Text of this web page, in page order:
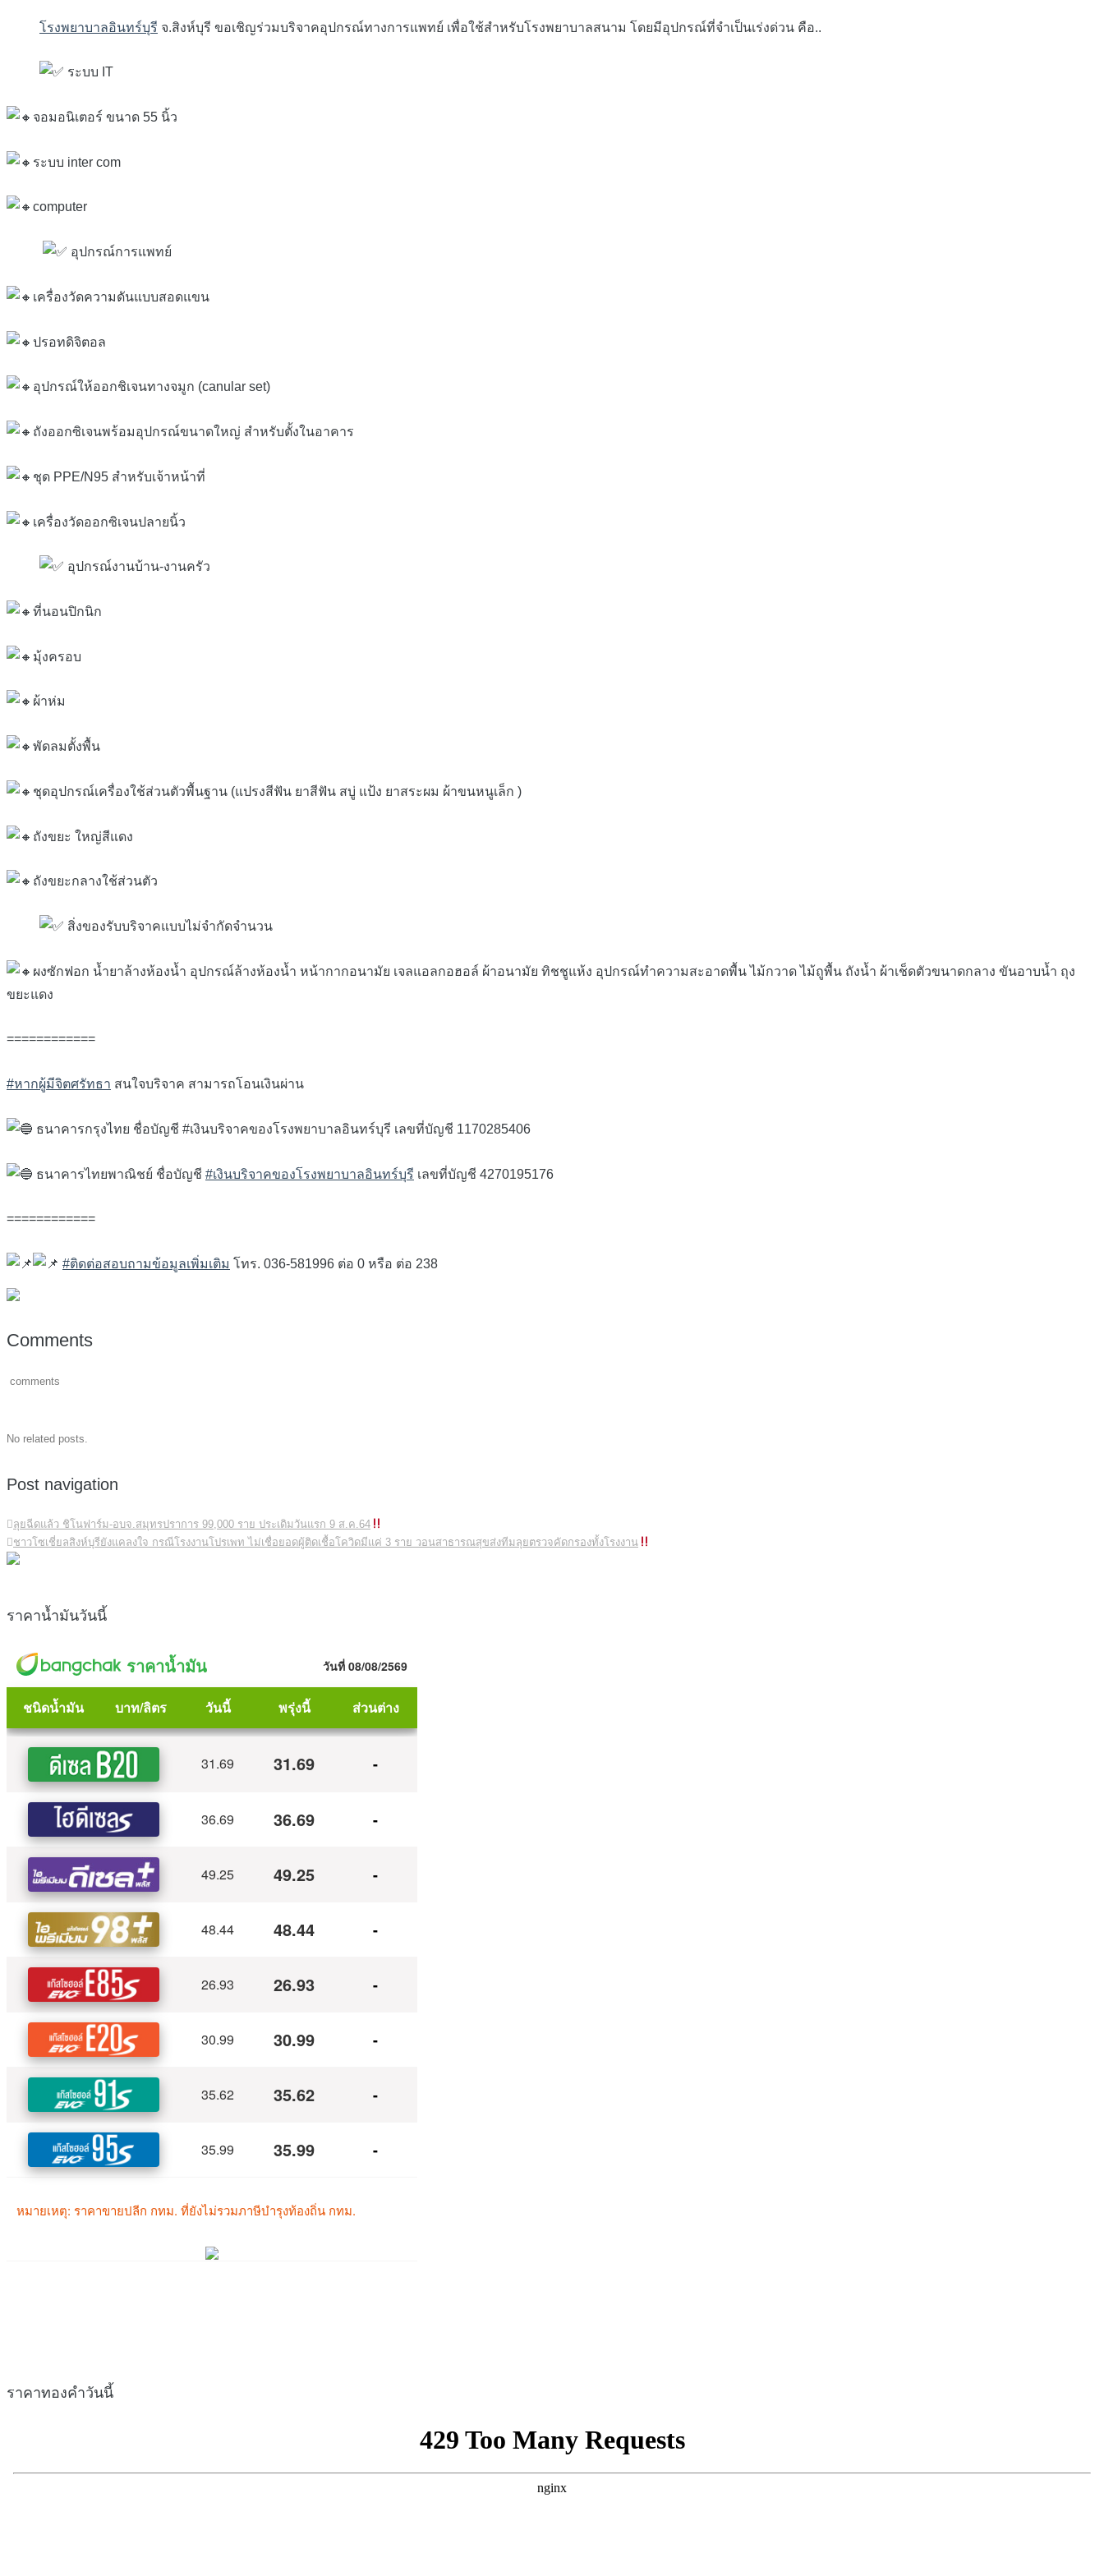
โรงพยาบาลอินทร์บุรี จ.สิงห์บุรี ขอเชิญร่วมบริจาคอุปกรณ์ทางการแพทย์ เพื่อใช้สำหรับโรงพยาบาลสนาม โดยมีอุปกรณ์ที่จำเป็นเร่งด่วน คือ..
ระบบ IT
จอมอนิเตอร์ ขนาด 55 นิ้ว
ระบบ inter com
computer
อุปกรณ์การแพทย์
เครื่องวัดความดันแบบสอดแขน
ปรอทดิจิตอล
อุปกรณ์ให้ออกชิเจนทางจมูก (canular set)
ถังออกซิเจนพร้อมอุปกรณ์ขนาดใหญ่ สำหรับตั้งในอาคาร
ชุด PPE/N95 สำหรับเจ้าหน้าที่
เครื่องวัดออกซิเจนปลายนิ้ว
อุปกรณ์งานบ้าน-งานครัว
ที่นอนปิกนิก
มุ้งครอบ
ผ้าห่ม
พัดลมตั้งพื้น
ชุดอุปกรณ์เครื่องใช้ส่วนตัวพื้นฐาน (แปรงสีฟัน ยาสีฟัน สบู่ แป้ง ยาสระผม ผ้าขนหนูเล็ก )
ถังขยะ ใหญ่สีแดง
ถังขยะกลางใช้ส่วนตัว
สิ่งของรับบริจาคแบบไม่จำกัดจำนวน
ผงซักฟอก น้ำยาล้างห้องน้ำ อุปกรณ์ล้างห้องน้ำ หน้ากากอนามัย เจลแอลกอฮอล์ ผ้าอนามัย ทิชชูแห้ง อุปกรณ์ทำความสะอาดพื้น ไม้กวาด ไม้ถูพื้น ถังน้ำ ผ้าเช็ดตัวขนาดกลาง ขันอาบน้ำ ถุง
ขยะแดง
============
#หากผู้มีจิตศรัทธา สนใจบริจาค สามารถโอนเงินผ่าน
ธนาคารกรุงไทย ชื่อบัญชี #เงินบริจาคของโรงพยาบาลอินทร์บุรี เลขที่บัญชี 1170285406
ธนาคารไทยพาณิชย์ ชื่อบัญชี #เงินบริจาคของโรงพยาบาลอินทร์บุรี เลขที่บัญชี 4270195176
============
#ติดต่อสอบถามข้อมูลเพิ่มเติม โทร. 036-581996 ต่อ 0 หรือ ต่อ 238
Comments
comments
No related posts.
Post navigation
ลุยฉีดแล้ว ชิโนฟาร์ม-อบจ.สมุทรปราการ 99,000 ราย ประเดิมวันแรก 9 ส.ค.64
ชาวโซเชี่ยลสิงห์บุรียังแคลงใจ กรณีโรงงานโปรเพท ไม่เชื่อยอดผู้ติดเชื้อโควิดมีแค่ 3 ราย วอนสาธารณสุขส่งทีมลุยตรวจคัดกรองทั้งโรงงาน
ราคาน้ำมันวันนี้
ราคาทองคำวันนี้